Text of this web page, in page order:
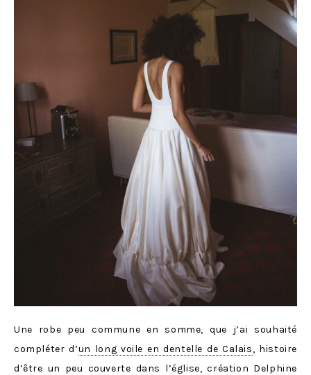
Une robe peu commune en somme, que j’ai souhaité
compléter d’un long voile en dentelle de Calais, histoire
d’être un peu couverte dans l’église, création Delphine